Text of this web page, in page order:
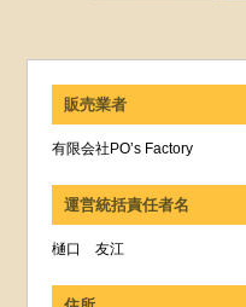
販売業者
有限会社PO’s Factory
運営統括責任者名
樋口 友江